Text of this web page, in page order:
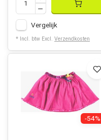
Vergelijk
* Incl. btw Excl. Verzendkosten
-54%